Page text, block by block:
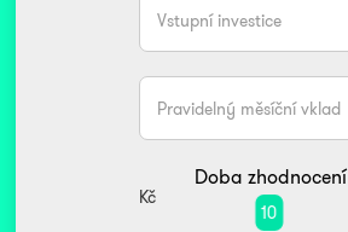
Kč
Doba zhodnocení
10